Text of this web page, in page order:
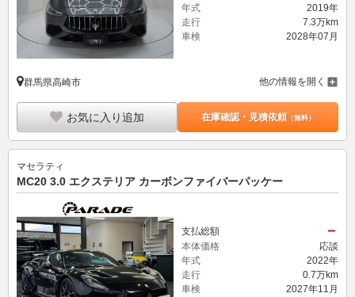
年式
2019年
走行
7.3万km
車検
2028年07月
群馬県高崎市 他の情報を開く
お気に入り追加 在庫確認・見積依頼（無料）
マセラティ
MC20 3.0 エクステリア カーボンファイバーパッケー
支払総額 －
本体価格
応談
年式
2022年
走行
0.7万km
車検
2027年11月